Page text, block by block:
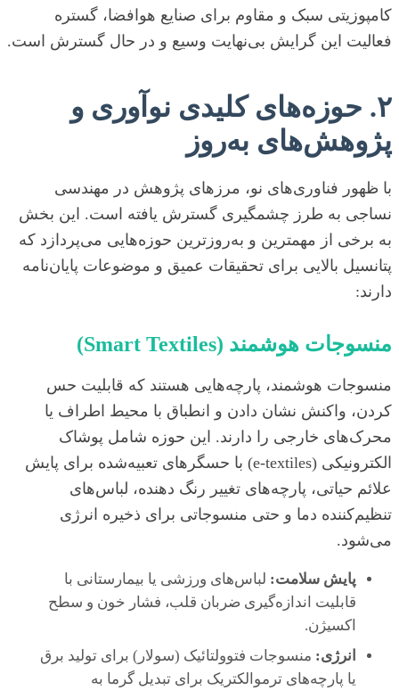
کامپوزیتی سبک و مقاوم برای صنایع هوافضا، گستره
فعالیت این گرایش بی‌نهایت وسیع و در حال گسترش است.
۲. حوزه‌های کلیدی نوآوری و
پژوهش‌های به‌روز
با ظهور فناوری‌های نو، مرزهای پژوهش در مهندسی
نساجی به طرز چشمگیری گسترش یافته است. این بخش
به برخی از مهمترین و به‌روزترین حوزه‌هایی می‌پردازد که
پتانسیل بالایی برای تحقیقات عمیق و موضوعات پایان‌نامه
دارند:
منسوجات هوشمند (Smart Textiles)
منسوجات هوشمند، پارچه‌هایی هستند که قابلیت حس
کردن، واکنش نشان دادن و انطباق با محیط اطراف یا
محرک‌های خارجی را دارند. این حوزه شامل پوشاک
الکترونیکی (e-textiles) با حسگرهای تعبیه‌شده برای پایش
علائم حیاتی، پارچه‌های تغییر رنگ دهنده، لباس‌های
تنظیم‌کننده دما و حتی منسوجاتی برای ذخیره انرژی
می‌شود.
پایش سلامت: لباس‌های ورزشی یا بیمارستانی با
قابلیت اندازه‌گیری ضربان قلب، فشار خون و سطح
اکسیژن.
انرژی: منسوجات فتوولتائیک (سولار) برای تولید برق
یا پارچه‌های ترموالکتریک برای تبدیل گرما به